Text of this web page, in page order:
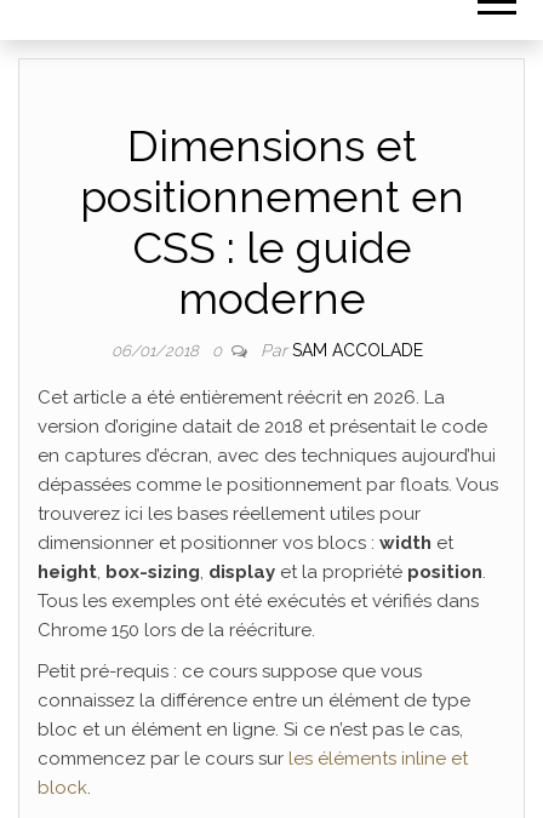
Dimensions et
positionnement en
CSS : le guide
moderne
06/01/2018 0 ParSAM ACCOLADE
Cet article a été entièrement réécrit en 2026. La
version d’origine datait de 2018 et présentait le code
en captures d’écran, avec des techniques aujourd’hui
dépassées comme le positionnement par floats. Vous
trouverez ici les bases réellement utiles pour
dimensionner et positionner vos blocs : width et
height, box-sizing, display et la propriété position.
Tous les exemples ont été exécutés et vérifiés dans
Chrome 150 lors de la réécriture.
Petit pré-requis : ce cours suppose que vous
connaissez la différence entre un élément de type
bloc et un élément en ligne. Si ce n’est pas le cas,
commencez par le cours sur les éléments inline et
block.